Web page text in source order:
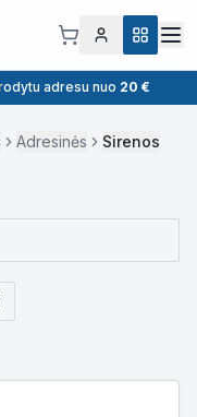
adresu nuo 20 €
Adresinės Sirenos